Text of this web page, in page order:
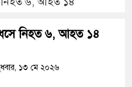
নি’ষি’দ্ধ
নিহত ৬, আহত ১৪
১৩ মে ২০২৬